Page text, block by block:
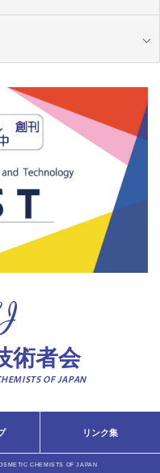
術者会
OF JAPAN
リンク集
CHEMISTS OF JAPAN